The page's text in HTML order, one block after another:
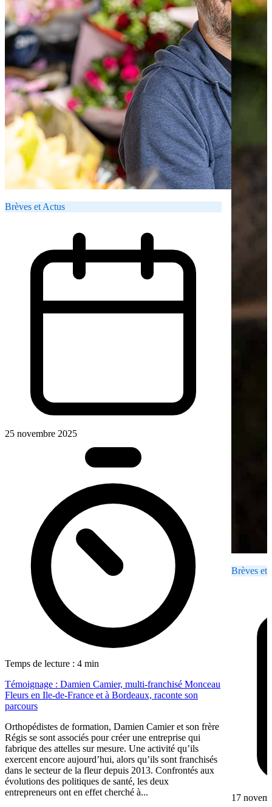
Brèves et Actus
25 novembre 2025
Temps de lecture : 4 min
Témoignage : Damien Camier, multi-franchisé Monceau
Fleurs en Ile-de-France et à Bordeaux, raconte son
parcours
Orthopédistes de formation, Damien Camier et son frère
Régis se sont associés pour créer une entreprise qui
fabrique des attelles sur mesure. Une activité qu’ils
exercent encore aujourd’hui, alors qu’ils sont franchisés
dans le secteur de la fleur depuis 2013. Confrontés aux
évolutions des politiques de santé, les deux
entrepreneurs ont en effet cherché à...
Brèves et
17